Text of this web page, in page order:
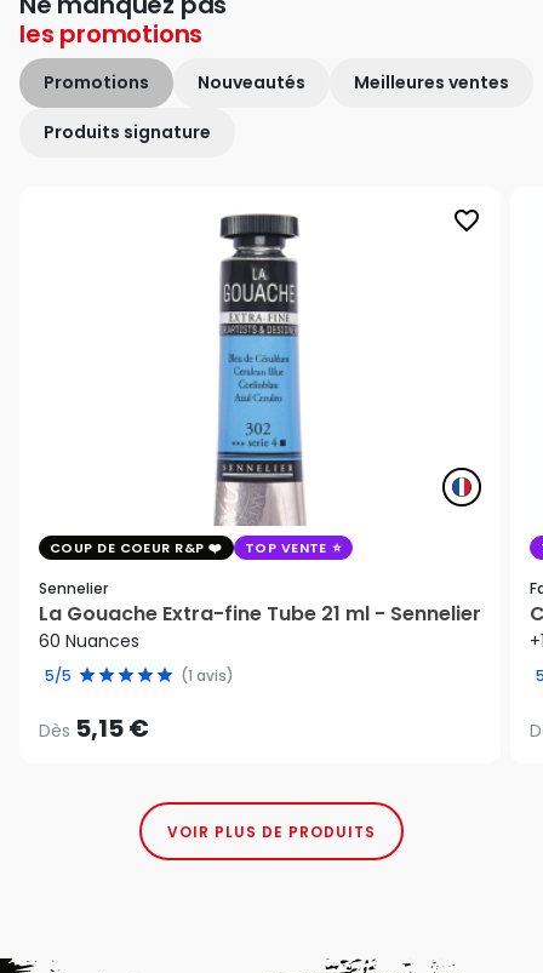
les promotions
Promotions Nouveautés Meilleures ventes
Produits signature
favorite_border
COUP DE COEUR R&P TOP VENTE
Sennelier
La Gouache Extra-fine Tube 21 ml - Sennelier
60 Nuances
5/5 (1 avis)
Dès 5,15 €
VOIR PLUS DE PRODUITS